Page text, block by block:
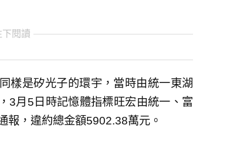
下閱讀
樣是矽光子的環宇，當時由統一東湖
3月5日時記憶體指標旺宏由統一、富
報，違約總金額5902.38萬元。